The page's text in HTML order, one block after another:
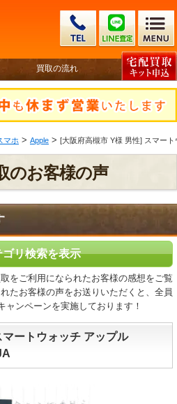
買取の流れ
マホ > Apple > [大阪府高槻市 Y様 男性] スマー
のお客様の声
ゴリ検索を表示
をご利用になられたお客様の感想をご覧
たお客様の声をお送りいただくと、全員
ャンペーンを実施しております！
ートウォッチ アップル